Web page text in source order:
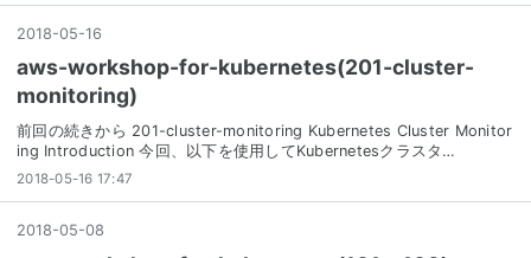
2018-05-16
aws-workshop-for-kubernetes(201-cluster-
monitoring)
前回の続きから 201-cluster-monitoring Kubernetes Cluster Monitor
ing Introduction 今回、以下を使用してKubernetesクラスタ…
2018-05-16 17:47
2018-05-08